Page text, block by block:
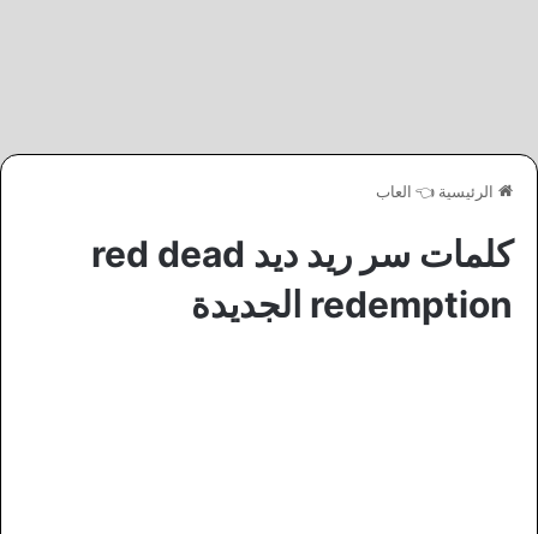
الرئيسية 👈 العاب
كلمات سر ريد ديد red dead
redemption الجديدة